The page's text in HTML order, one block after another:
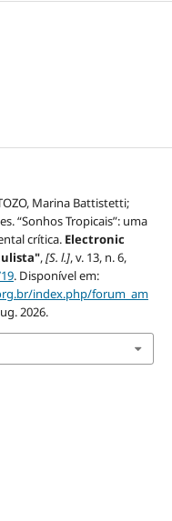
Marina Battistetti;
“Sonhos Tropicais”: uma
crítica. Electronic
,[S. l.], v. 13, n. 6,
. Disponível em:
index.php/forum_am
2026.